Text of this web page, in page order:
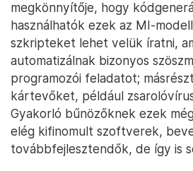
megkönnyítője, hogy
használhatók ezek az MI-
szkripteket lehet velük íratni,
automatizálnak bizonyos
programozói feladatot;
kártevőket, például
Gyakorló bűnözőknek ezek
elég kifinomult szoftverek,
továbbfejlesztendők, de így is